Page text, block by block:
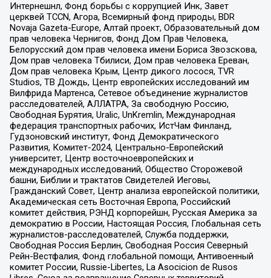
Интернешнл, Фонд борьбы с коррупцией Инк, Завет
церквей TCCN, Агора, Всемирный фонд природы, BDR
Novaja Gazeta-Europe, Алтай проект, Образовательный дом
прав человека Чернигов, Фонд Дом Прав Человека,
Белорусский дом прав человека имени Бориса Звозскова,
Дом прав человека Тбилиси, Дом прав человека Ереван,
Дом прав человека Крым, Центр дикого лосося, TVR
Studios, ТВ Дождь, Центр европейских исследований им
Вилфрида Мартенса, Сетевое объединение журналистов
расследователей, АЛЛАТРА, За свободную Россию,
Свободная Бурятия, Uralic, UnKremlin, Международная
федерация транспортных рабочих, ИстЧам Финланд,
Гудзоновский институт, Фонд Демократического
Развития, Комитет-2024, Центрально-Европейский
университет, Центр восточноевропейских и
международных исследований, Общество Сторожевой
башни, Библии и трактатов Свидетелей Иеговы,
Гражданский Совет, Центр анализа европейской политики,
Академическая сеть Восточная Европа, Российский
комитет действия, РЭНД корпорейшн, Русская Америка за
демократию в России, Настоящая Россия, Глобальная сеть
журналистов-расследователей, Служба поддержки,
Свободная Россия Берлин, Свободная Россия Северный
Рейн-Вестфалия, Фонд глобальной помощи, Антивоенный
комитет России, Russie-Libertes, La Asocicion de Rusos